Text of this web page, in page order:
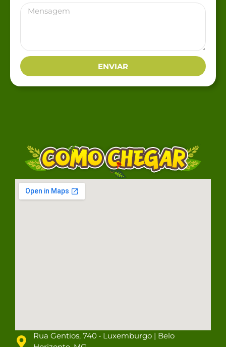
ENVIAR
Rua Gentios, 740 • Luxemburgo | Belo